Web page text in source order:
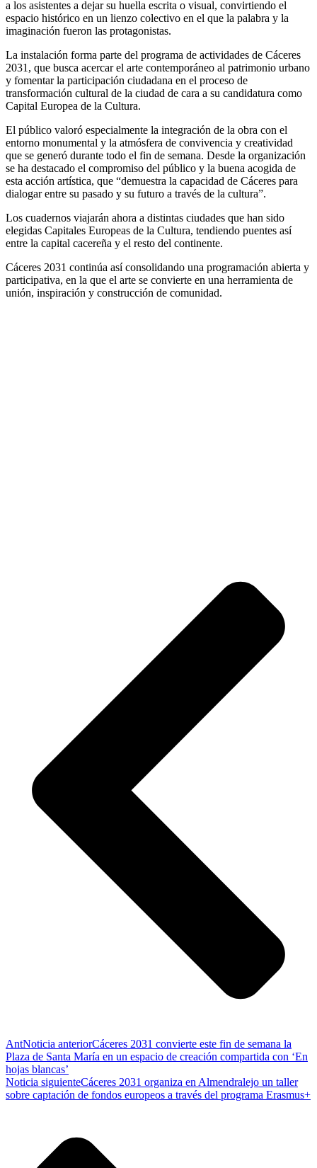
a los asistentes a dejar su huella escrita o visual, convirtiendo el
espacio histórico en un lienzo colectivo en el que la palabra y la
imaginación fueron las protagonistas.
La instalación forma parte del programa de actividades de Cáceres
2031, que busca acercar el arte contemporáneo al patrimonio urbano
y fomentar la participación ciudadana en el proceso de
transformación cultural de la ciudad de cara a su candidatura como
Capital Europea de la Cultura.
El público valoró especialmente la integración de la obra con el
entorno monumental y la atmósfera de convivencia y creatividad
que se generó durante todo el fin de semana. Desde la organización
se ha destacado el compromiso del público y la buena acogida de
esta acción artística, que “demuestra la capacidad de Cáceres para
dialogar entre su pasado y su futuro a través de la cultura”.
Los cuadernos viajarán ahora a distintas ciudades que han sido
elegidas Capitales Europeas de la Cultura, tendiendo puentes así
entre la capital cacereña y el resto del continente.
Cáceres 2031 continúa así consolidando una programación abierta y
participativa, en la que el arte se convierte en una herramienta de
unión, inspiración y construcción de comunidad.
AntNoticia anteriorCáceres 2031 convierte este fin de semana la
Plaza de Santa María en un espacio de creación compartida con ‘En
hojas blancas’
Noticia siguienteCáceres 2031 organiza en Almendralejo un taller
sobre captación de fondos europeos a través del programa Erasmus+